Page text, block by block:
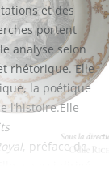
et des
portent
analyse selon
rhétorique. Elle
la poétique
l’histoire.Elle
, préface de
a aussi dirigé